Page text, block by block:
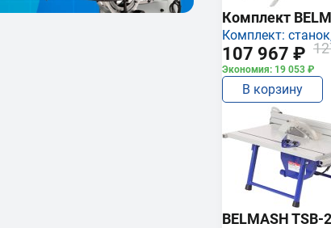
Комплект
Комплект:
107 967 ₽
Экономия: 19 053 ₽
В корзину
BELMASH TSB-